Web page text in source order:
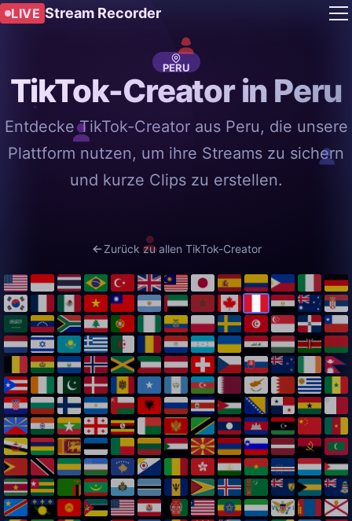
LIVE Stream Recorder
PERU
TikTok-Creator in Peru
Entdecke TikTok-Creator aus Peru, die unsere
Plattform nutzen, um ihre Streams zu sichern
und kurze Clips zu erstellen.
Zurück zu allen TikTok-Creator